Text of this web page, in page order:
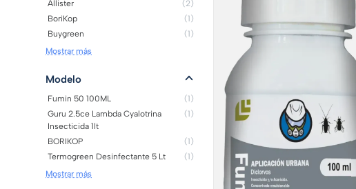
Allister
(2)
BoriKop
(1)
Buygreen
(1)
Mostrar más
Modelo
Fumin 50 100ML
(1)
Guru 2.5ce Lambda Cyalotrina
Insecticida 1lt
(1)
BORIKOP
(1)
Termogreen Desinfectante 5 Lt
(1)
Mostrar más